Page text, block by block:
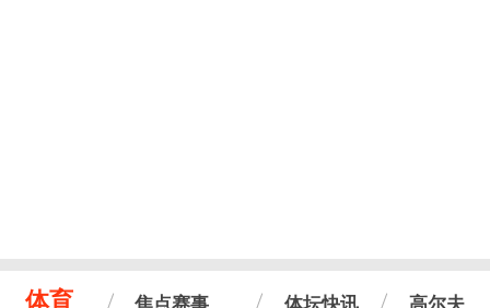
体育 焦点赛事 体坛快讯 高尔夫